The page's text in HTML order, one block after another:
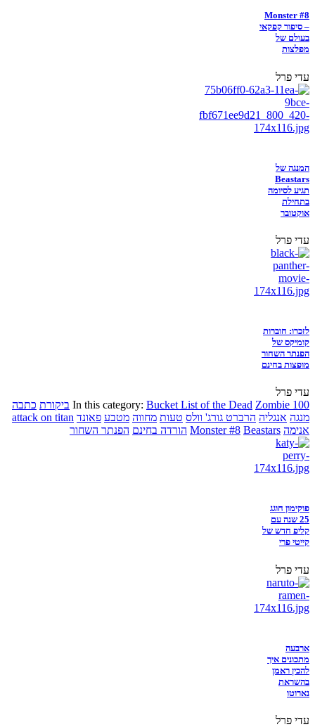
Monster #8
– סיפור קפקאי
בעולם של
מפלצות
עדי פרל
המנגה של
Beastars
תגיע לסיומה
בתחילת
אוקטובר
עדי פרל
לזכרו: חוברות
קומיקס של
הפנתר השחור
מופצות בחינם
עדי פרל
In this category: Bucket List of the Dead Zombie 100 ביקורת כתבה
מנגה אנגליה הרברט גורג' וולס טעות מחווה מטבע פאונד attack on titan
אנימה
Monster #8 Beastars הורדה בחינם הפנתר השחור
פוקימון חוגג
25 שנה עם
קליפ חדש של
קייטי פרי
עדי פרל
ארבעה
מתכונים איך
להכין ראמן
בהשראת
נארוטו
עדי פרל